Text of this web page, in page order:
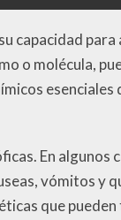
capacidad
o molécula,
En algunos
vómitos y
que